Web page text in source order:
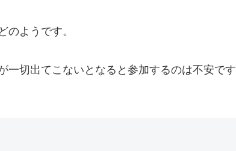
のようです。
一切出てこないとなると参加するのは不安です